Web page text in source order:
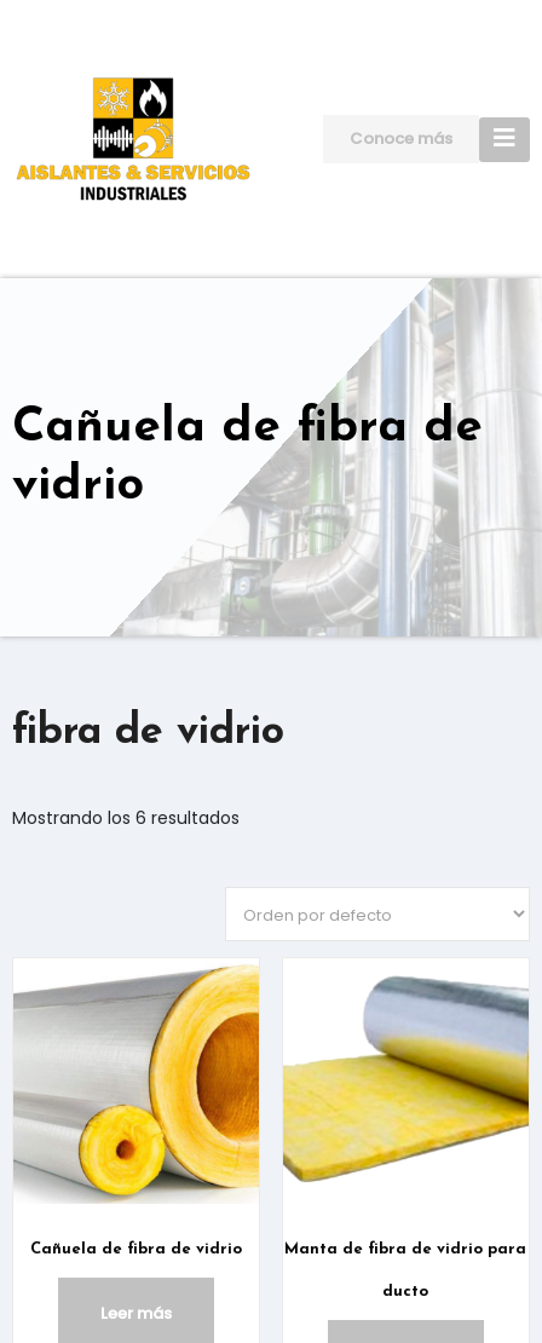
Conoce más
Cañuela de fibra de
vidrio
fibra de vidrio
Mostrando los 6 resultados
Cañuela de fibra de vidrio
Leer más
Manta de fibra de vidrio para
ducto